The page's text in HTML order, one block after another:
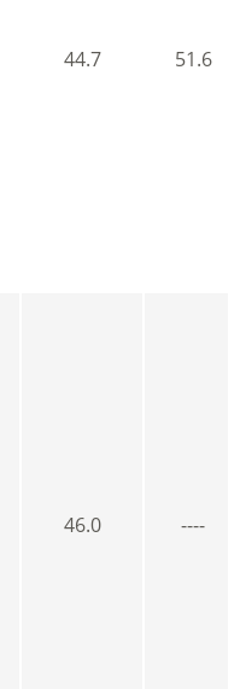
44.7 51.6
46.0 ----